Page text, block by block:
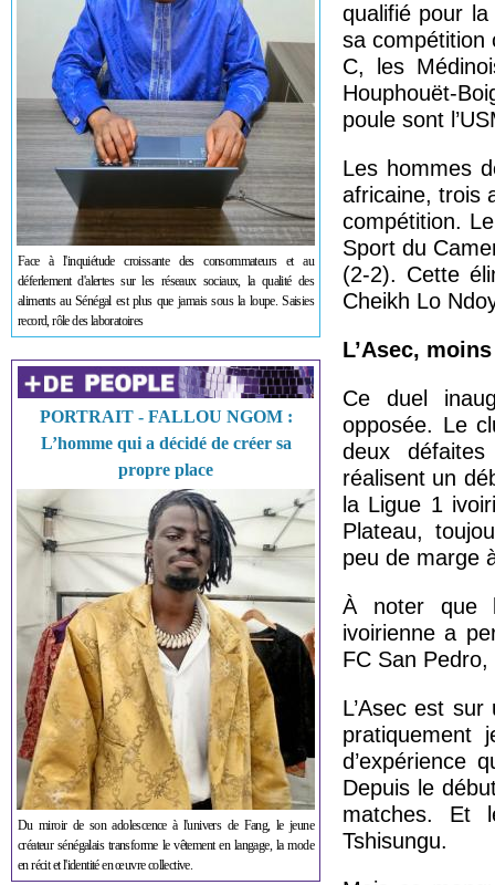
Face à l'inquiétude croissante des consommateurs et au
déferlement d'alertes sur les réseaux sociaux, la qualité des
aliments au Sénégal est plus que jamais sous la loupe. Saisies
record, rôle des laboratoires
PORTRAIT - FALLOU NGOM :
L’homme qui a décidé de créer sa
propre place
Du miroir de son adolescence à l'univers de Fang, le jeune
créateur sénégalais transforme le vêtement en langage, la mode
en récit et l'identité en œuvre collective.
qualifié pour
sa compétition
C, les
Houphouët-
poule sont
Les hommes
africaine, trois
compétition.
Sport du
(2-2). Cette
Cheikh Lo
L’Asec,
Ce duel
opposée. Le
deux
réalisent un
la Ligue 1
Plateau,
peu de marge
À noter que
ivoirienne a
FC San
L’Asec est
pratiquement
d’expérience
Depuis le
matches. Et
Tshisungu.